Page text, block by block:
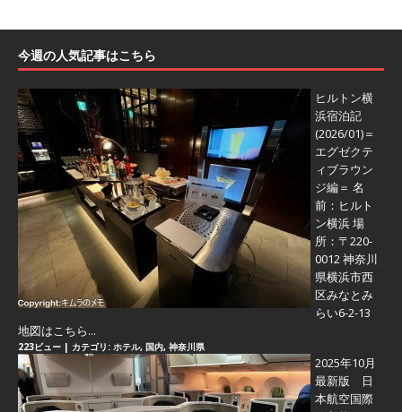
今週の人気記事はこちら
ヒルトン横
浜宿泊記
(2026/01)＝
エグゼクテ
ィブラウン
ジ編＝ 名
前：ヒルト
ン横浜 場
所：〒220-
0012 神奈川
県横浜市西
区みなとみ
らい6-2-13
地図はこちら...
223ビュー | カテゴリ: ホテル, 国内, 神奈川県
2025年10月
最新版 日
本航空国際